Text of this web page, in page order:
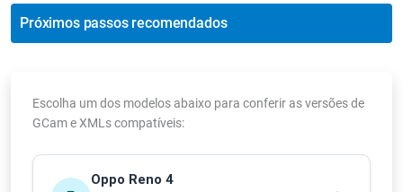
Próximos passos recomendados
Escolha um dos modelos abaixo para conferir as versões de
GCam e XMLs compatíveis:
Oppo Reno 4